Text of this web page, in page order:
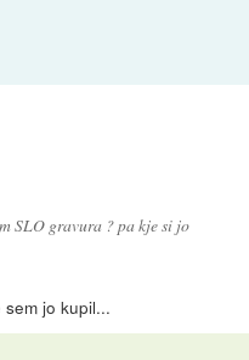
SLO gravura ? pa kje si jo
jo kupil...